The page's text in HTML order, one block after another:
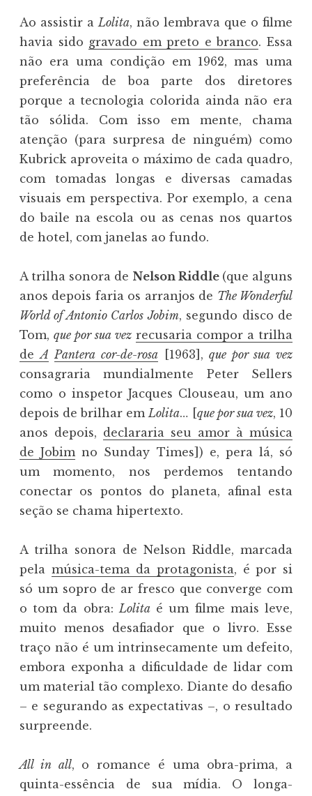
Ao assistir aLolita, não lembrava que o filme
havia sido gravado em preto e branco. Essa
não era uma condição em 1962, mas uma
preferência de boa parte dos diretores
porque a tecnologia colorida ainda não era
tão sólida. Com isso em mente, chama
atenção (para surpresa de ninguém) como
Kubrick aproveita o máximo de cada quadro,
com tomadas longas e diversas camadas
visuais em perspectiva. Por exemplo, a cena
do baile na escola ou as cenas nos quartos
de hotel, com janelas ao fundo.
A trilha sonora de Nelson Riddle (que alguns
anos depois faria os arranjos de The Wonderful
World of Antonio Carlos Jobim, segundo disco de
Tom, que por sua vez recusaria compor a trilha
deA Pantera cor-de-rosa[1963],que por sua vez
consagraria mundialmente Peter Sellers
como o inspetor Jacques Clouseau, um ano
depois de brilhar emLolita… [ que por sua vez, 10
anos depois, declararia seu amor à música
de Jobim no Sunday Times]) e, pera lá, só
um momento, nos perdemos tentando
conectar os pontos do planeta, afinal esta
seção se chama hipertexto.
A trilha sonora de Nelson Riddle, marcada
pela música-tema da protagonista, é por si
só um sopro de ar fresco que converge com
o tom da obra:Lolitaé um filme mais leve,
muito menos desafiador que o livro. Esse
traço não é um intrinsecamente um defeito,
embora exponha a dificuldade de lidar com
um material tão complexo. Diante do desafio
– e segurando as expectativas –, o resultado
surpreende.
All in all, o romance é uma obra-prima, a
quinta-essência de sua mídia. O longa-